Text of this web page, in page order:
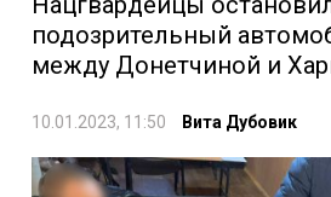
подозрительный
между Донетчиной и
10.01.2023, 11:50 Вита Дубовик